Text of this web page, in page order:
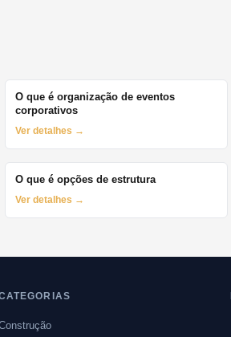
O que é organização de eventos
corporativos
Ver detalhes →
O que é opções de estrutura
Ver detalhes →